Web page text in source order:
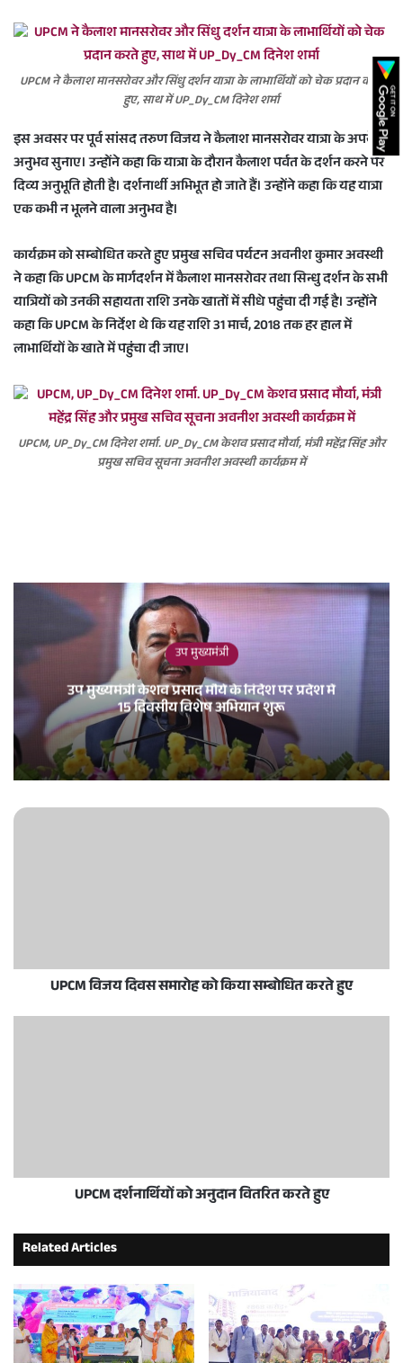
UPCM ने कैलाश मानसरोवर और सिंधु दर्शन यात्रा के लाभार्थियों को चेक प्रदान करते
हुए, साथ में UP_Dy_CM दिनेश शर्मा
इस अवसर पर पूर्व सांसद तरुण विजय ने कैलाश मानसरोवर यात्रा के अपने
अनुभव सुनाए। उन्होंने कहा कि यात्रा के दौरान कैलाश पर्वत के दर्शन करने पर
दिव्य अनुभूति होती है। दर्शनार्थी अभिभूत हो जाते हैं। उन्होंने कहा कि यह यात्रा
एक कभी न भूलने वाला अनुभव है।
कार्यक्रम को सम्बोधित करते हुए प्रमुख सचिव पर्यटन अवनीश कुमार अवस्थी
ने कहा कि UPCM के मार्गदर्शन में कैलाश मानसरोवर तथा सिन्धु दर्शन के सभी
यात्रियों को उनकी सहायता राशि उनके खातों में सीधे पहुंचा दी गई है। उन्होंने
कहा कि UPCM के निर्देश थे कि यह राशि 31 मार्च, 2018 तक हर हाल में
लाभार्थियों के खाते में पहुंचा दी जाए।
UPCM, UP_Dy_CM दिनेश शर्मा. UP_Dy_CM केशव प्रसाद मौर्या, मंत्री महेंद्र सिंह और
प्रमुख सचिव सूचना अवनीश अवस्थी कार्यक्रम में
उप मुख्यमंत्री
उप मुख्यमंत्री केशव प्रसाद मौर्य के निर्देश पर प्रदेश में
15 दिवसीय विशेष अभियान शुरू
UPCM विजय दिवस समारोह को किया सम्बोधित करते हुए
UPCM दर्शनार्थियों को अनुदान वितरित करते हुए
Related Articles